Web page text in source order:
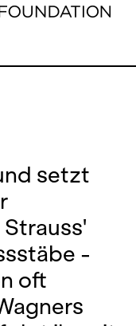
setzt
-
oft